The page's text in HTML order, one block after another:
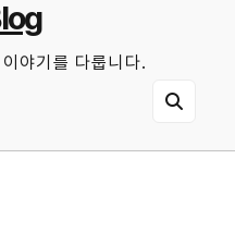
야기를 다룹니다.